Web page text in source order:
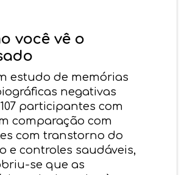
você vê o
estudo de memórias
negativas
participantes com
comparação com
com transtorno do
e controles saudáveis,
se que as